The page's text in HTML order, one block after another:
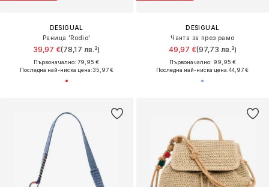
DESIGUAL
Раница 'Rodio'
39,97 €(78,17 лв.³)
Първоначално: 79,95 €
Последна най-ниска цена:35,97 €
DESIGUAL
Чанта за през рамо
49,97 €(97,73 лв.³)
Първоначално: 99,95 €
Последна най-ниска цена:44,97 €